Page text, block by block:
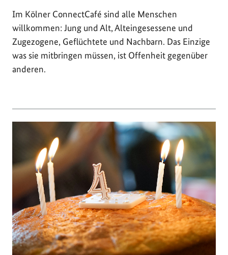
Im Kölner ConnectCafé sind alle Menschen
willkommen: Jung und Alt, Alteingesessene und
Zugezogene, Geflüchtete und Nachbarn. Das Einzige
was sie mitbringen müssen, ist Offenheit gegenüber
anderen.